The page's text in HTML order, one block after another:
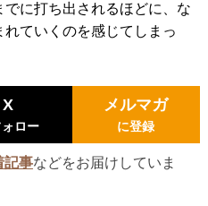
に打ち出されるほどに、な
ていくのを感じてしまっ
X
ロー
メルマガ
に登録
記事などをお届けしていま